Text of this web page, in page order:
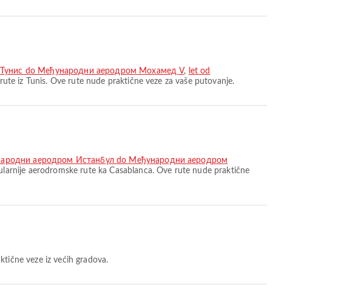
do Међународни аеродром Мохамед V, let od
iz Tunis. Ove rute nude praktične veze za vaše putovanje.
аеродром Истанбул do Међународни аеродром
aerodromske rute ka Casablanca. Ove rute nude praktične
veze iz većih gradova.